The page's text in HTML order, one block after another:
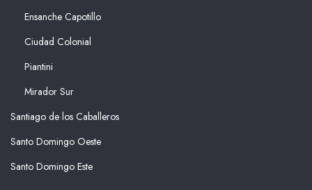
Ensanche Capotillo
Ciudad Colonial
Piantini
Mirador Sur
Santiago de los Caballeros
Santo Domingo Oeste
Santo Domingo Este